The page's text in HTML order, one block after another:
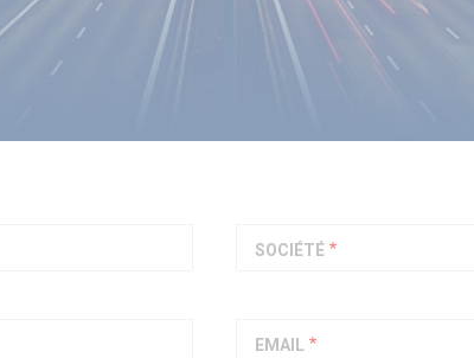
SOCIÉTÉ
EMAIL
+33 (0) 1 41 85 83 79